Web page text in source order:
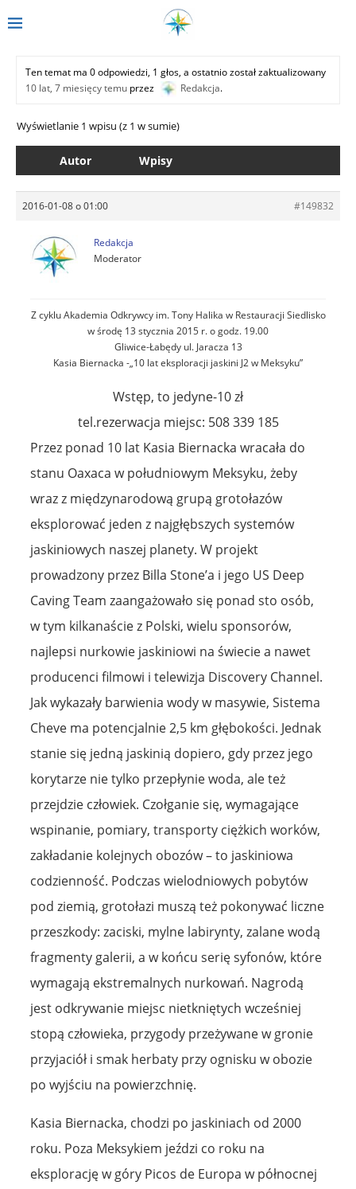
Ten temat ma 0 odpowiedzi, 1 głos, a ostatnio został zaktualizowany
10 lat, 7 miesięcy temu przez Redakcja.
Wyświetlanie 1 wpisu (z 1 w sumie)
Autor Wpisy
2016-01-08 o 01:00 #149832
Redakcja
Moderator
Z cyklu Akademia Odkrywcy im. Tony Halika w Restauracji Siedlisko
w środę 13 stycznia 2015 r. o godz. 19.00
Gliwice-Łabędy ul. Jaracza 13
Kasia Biernacka -„10 lat eksploracji jaskini J2 w Meksyku”
Wstęp, to jedyne-10 zł
tel.rezerwacja miejsc: 508 339 185
Przez ponad 10 lat Kasia Biernacka wracała do
stanu Oaxaca w południowym Meksyku, żeby
wraz z międzynarodową grupą grotołazów
eksplorować jeden z najgłębszych systemów
jaskiniowych naszej planety. W projekt
prowadzony przez Billa Stone’a i jego US Deep
Caving Team zaangażowało się ponad sto osób,
w tym kilkanaście z Polski, wielu sponsorów,
najlepsi nurkowie jaskiniowi na świecie a nawet
producenci filmowi i telewizja Discovery Channel.
Jak wykazały barwienia wody w masywie, Sistema
Cheve ma potencjalnie 2,5 km głębokości. Jednak
stanie się jedną jaskinią dopiero, gdy przez jego
korytarze nie tylko przepłynie woda, ale też
przejdzie człowiek. Czołganie się, wymagające
wspinanie, pomiary, transporty ciężkich worków,
zakładanie kolejnych obozów – to jaskiniowa
codzienność. Podczas wielodniowych pobytów
pod ziemią, grotołazi muszą też pokonywać liczne
przeszkody: zaciski, mylne labirynty, zalane wodą
fragmenty galerii, a w końcu serię syfonów, które
wymagają ekstremalnych nurkowań. Nagrodą
jest odkrywanie miejsc nietkniętych wcześniej
stopą człowieka, przygody przeżywane w gronie
przyjaciół i smak herbaty przy ognisku w obozie
po wyjściu na powierzchnię.
Kasia Biernacka, chodzi po jaskiniach od 2000
roku. Poza Meksykiem jeździ co roku na
eksplorację w góry Picos de Europa w północnej